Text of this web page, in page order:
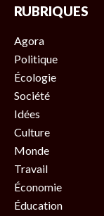
RUBRIQUES
Agora
Politique
Écologie
Société
Idées
Culture
Monde
Travail
Économie
Éducation